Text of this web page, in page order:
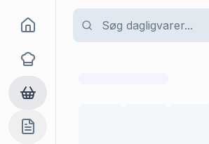
Goma
Opskrifter
Dagligvarer
Indkøbslisten